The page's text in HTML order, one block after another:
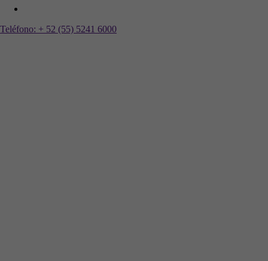
Teléfono: + 52 (55) 5241 6000